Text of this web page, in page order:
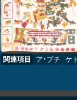
関連項目 ア・プチ ケ